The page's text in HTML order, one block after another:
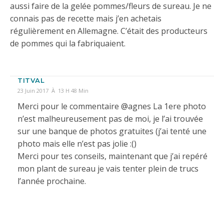
aussi faire de la gelée pommes/fleurs de sureau. Je ne
connais pas de recette mais j’en achetais
régulièrement en Allemagne. C’était des producteurs
de pommes qui la fabriquaient.
TITVAL
23 Juin 2017 À 13 H 48 Min
Merci pour le commentaire @agnes La 1ere photo
n’est malheureusement pas de moi, je l’ai trouvée
sur une banque de photos gratuites (j’ai tenté une
photo mais elle n’est pas jolie :()
Merci pour tes conseils, maintenant que j’ai repéré
mon plant de sureau je vais tenter plein de trucs
l’année prochaine.